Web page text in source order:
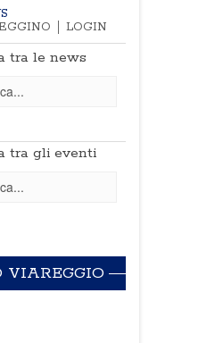
LOGIN
tra le news
tra gli eventi
VIAREGGIO